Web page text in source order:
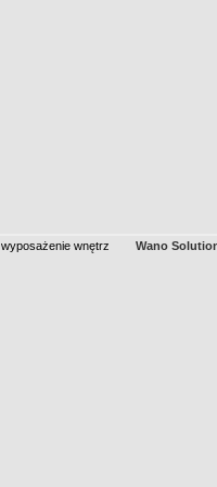
wyposażenie wnętrz Wano